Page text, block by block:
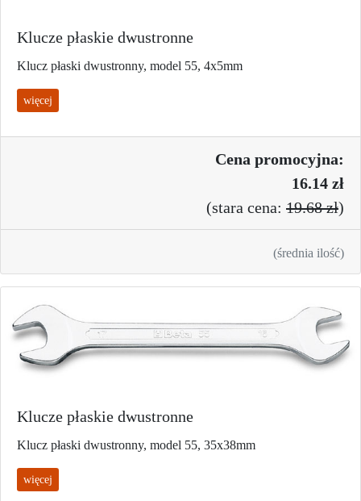
Klucze płaskie dwustronne
Klucz płaski dwustronny, model 55, 4x5mm
więcej
Cena promocyjna:
16.14 zł
(stara cena: 19.68 zł)
(średnia ilość)
Klucze płaskie dwustronne
Klucz płaski dwustronny, model 55, 35x38mm
więcej